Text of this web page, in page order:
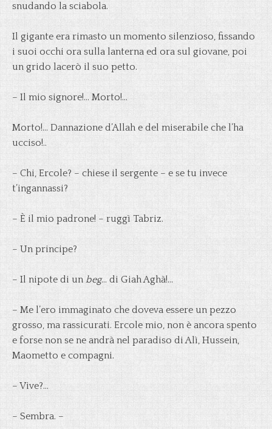
snudando la sciabola.
Il gigante era rimasto un momento silenzioso, fissando
i suoi occhi ora sulla lanterna ed ora sul giovane, poi
un grido lacerò il suo petto.
– Il mio signore!… Morto!…
Morto!… Dannazione d’Allah e del miserabile che l’ha
ucciso!..
– Chi, Ercole? – chiese il sergente – e se tu invece
t’ingannassi?
– È il mio padrone! – ruggì Tabriz.
– Un principe?
– Il nipote di un beg… di Giah Aghà!…
– Me l’ero immaginato che doveva essere un pezzo
grosso, ma rassicurati. Ercole mio, non è ancora spento
e forse non se ne andrà nel paradiso di Alì, Hussein,
Maometto e compagni.
– Vive?…
– Sembra. –